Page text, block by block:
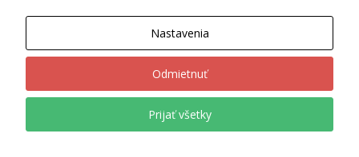
Nastavenia
Odmietnuť
Prijať všetky
zapamätanie
na internete
súbory